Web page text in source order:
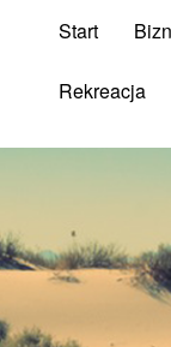
Start
Rekreacja